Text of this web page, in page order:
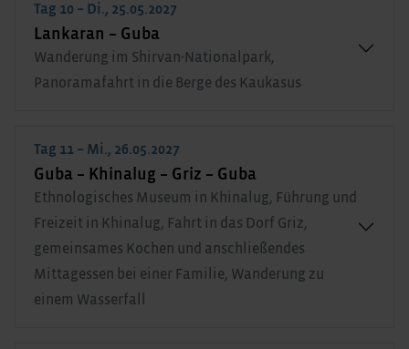
Tag 10 – Di., 25.05.2027
Lankaran – Guba
Wanderung im Shirvan-Nationalpark,
Panoramafahrt in die Berge des Kaukasus
Tag 11 – Mi., 26.05.2027
Guba – Khinalug – Griz – Guba
Ethnologisches Museum in Khinalug, Führung und
Freizeit in Khinalug, Fahrt in das Dorf Griz,
gemeinsames Kochen und anschließendes
Mittagessen bei einer Familie, Wanderung zu
einem Wasserfall